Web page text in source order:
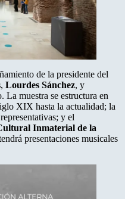
de la presidente del
, Lourdes Sánchez, y
La muestra se estructura en
XIX hasta la actualidad; la
y el
Inmaterial de la
presentaciones musicales